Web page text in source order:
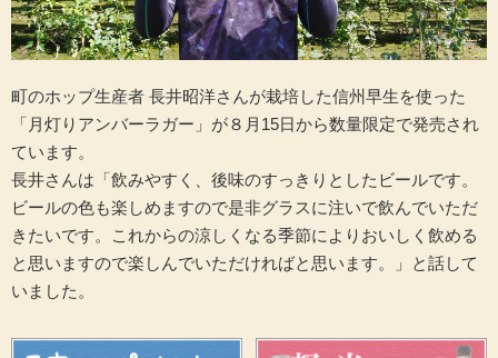
町のホップ生産者 長井昭洋さんが栽培した信州早生を使った
「月灯りアンバーラガー」が８月15日から数量限定で発売され
ています。
長井さんは「飲みやすく、後味のすっきりとしたビールです。
ビールの色も楽しめますので是非グラスに注いで飲んでいただ
きたいです。これからの涼しくなる季節によりおいしく飲める
と思いますので楽しんでいただければと思います。」と話して
いました。